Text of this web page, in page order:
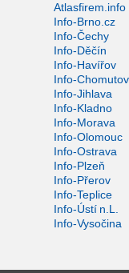
Atlasfirem.info
Info-Brno.cz
Info-Čechy
Info-Děčín
Info-Havířov
Info-Chomutov
Info-Jihlava
Info-Kladno
Info-Morava
Info-Olomouc
Info-Ostrava
Info-Plzeň
Info-Přerov
Info-Teplice
Info-Ústí n.L.
Info-Vysočina